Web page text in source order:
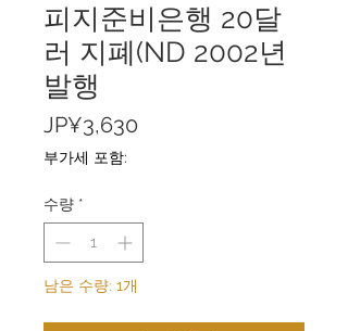
피지준비은행 20달
러 지폐(ND 2002년
발행
JP¥3,630
부가세 포함:
수량 *
남은 수량: 1개